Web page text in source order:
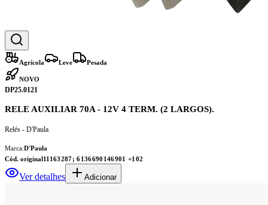
Agrícola Leve Pesada
NOVO
DP25.0121
RELE AUXILIAR 70A - 12V 4 TERM. (2 LARGOS).
Relés - D'Paula
Marca:D'Paula
Cód. original11163287; 6136690146901 +102
Ver detalhes Adicionar